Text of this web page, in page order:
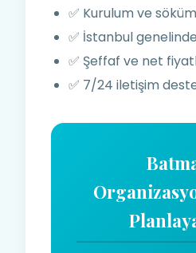
✅ Kurulum ve
✅ İstanbul
✅ Şeffaf ve net
✅ 7/24 iletişim